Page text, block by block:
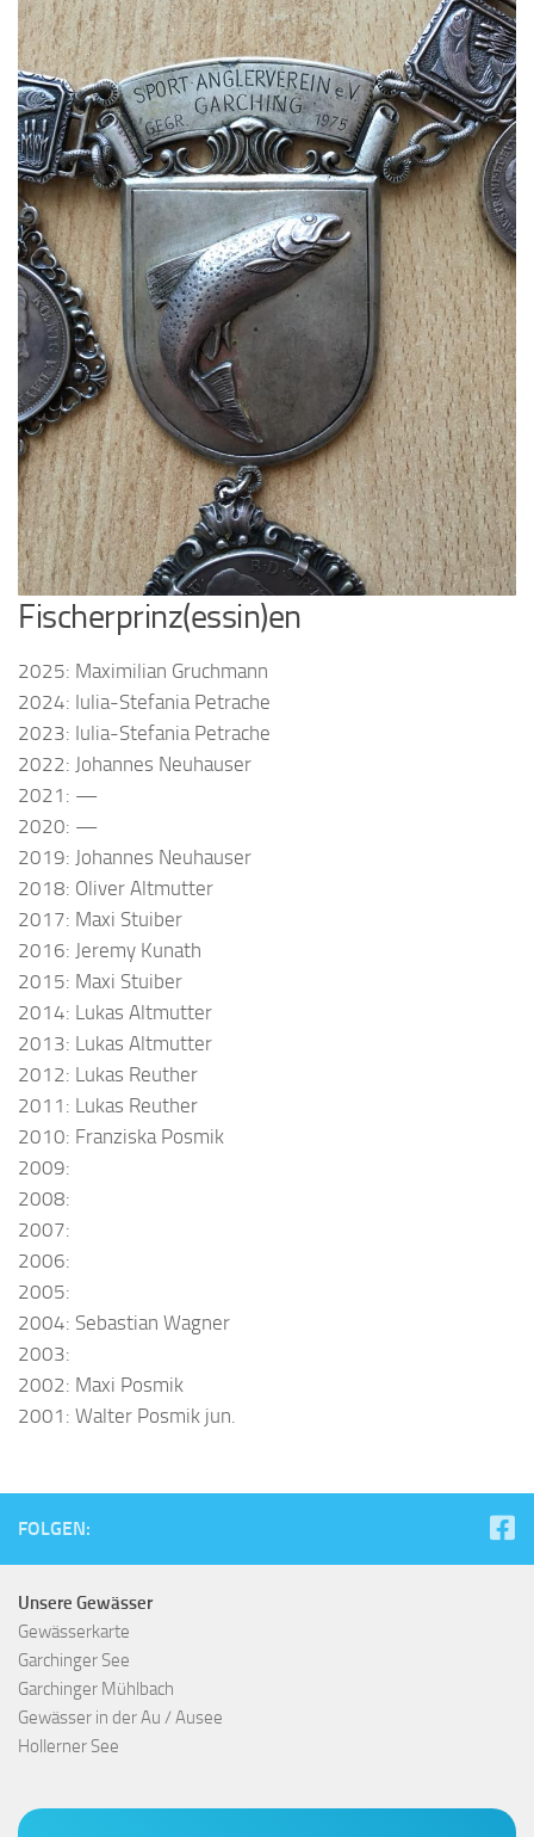
Fischerprinz(essin)en
2025: Maximilian Gruchmann
2024: Iulia-Stefania Petrache
2023: Iulia-Stefania Petrache
2022: Johannes Neuhauser
2021: —
2020: —
2019: Johannes Neuhauser
2018: Oliver Altmutter
2017: Maxi Stuiber
2016: Jeremy Kunath
2015: Maxi Stuiber
2014: Lukas Altmutter
2013: Lukas Altmutter
2012: Lukas Reuther
2011: Lukas Reuther
2010: Franziska Posmik
2009:
2008:
2007:
2006:
2005:
2004: Sebastian Wagner
2003:
2002: Maxi Posmik
2001: Walter Posmik jun.
FOLGEN:
Unsere Gewässer
Gewässerkarte
Garchinger See
Garchinger Mühlbach
Gewässer in der Au / Ausee
Hollerner See